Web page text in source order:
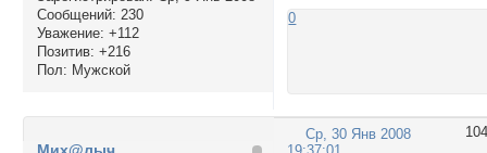
Сообщений: 230
Уважение: +112
Позитив: +216
Пол: Мужской
0
104
Ср, 30 Янв 2008